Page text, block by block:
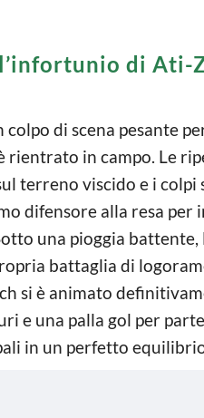
di Ati-
di scena pesante
rientrato in campo. Le
terreno viscido e i colpi
difensore alla resa per
una pioggia battente,
battaglia di
si è animato
e una palla gol per
in un perfetto